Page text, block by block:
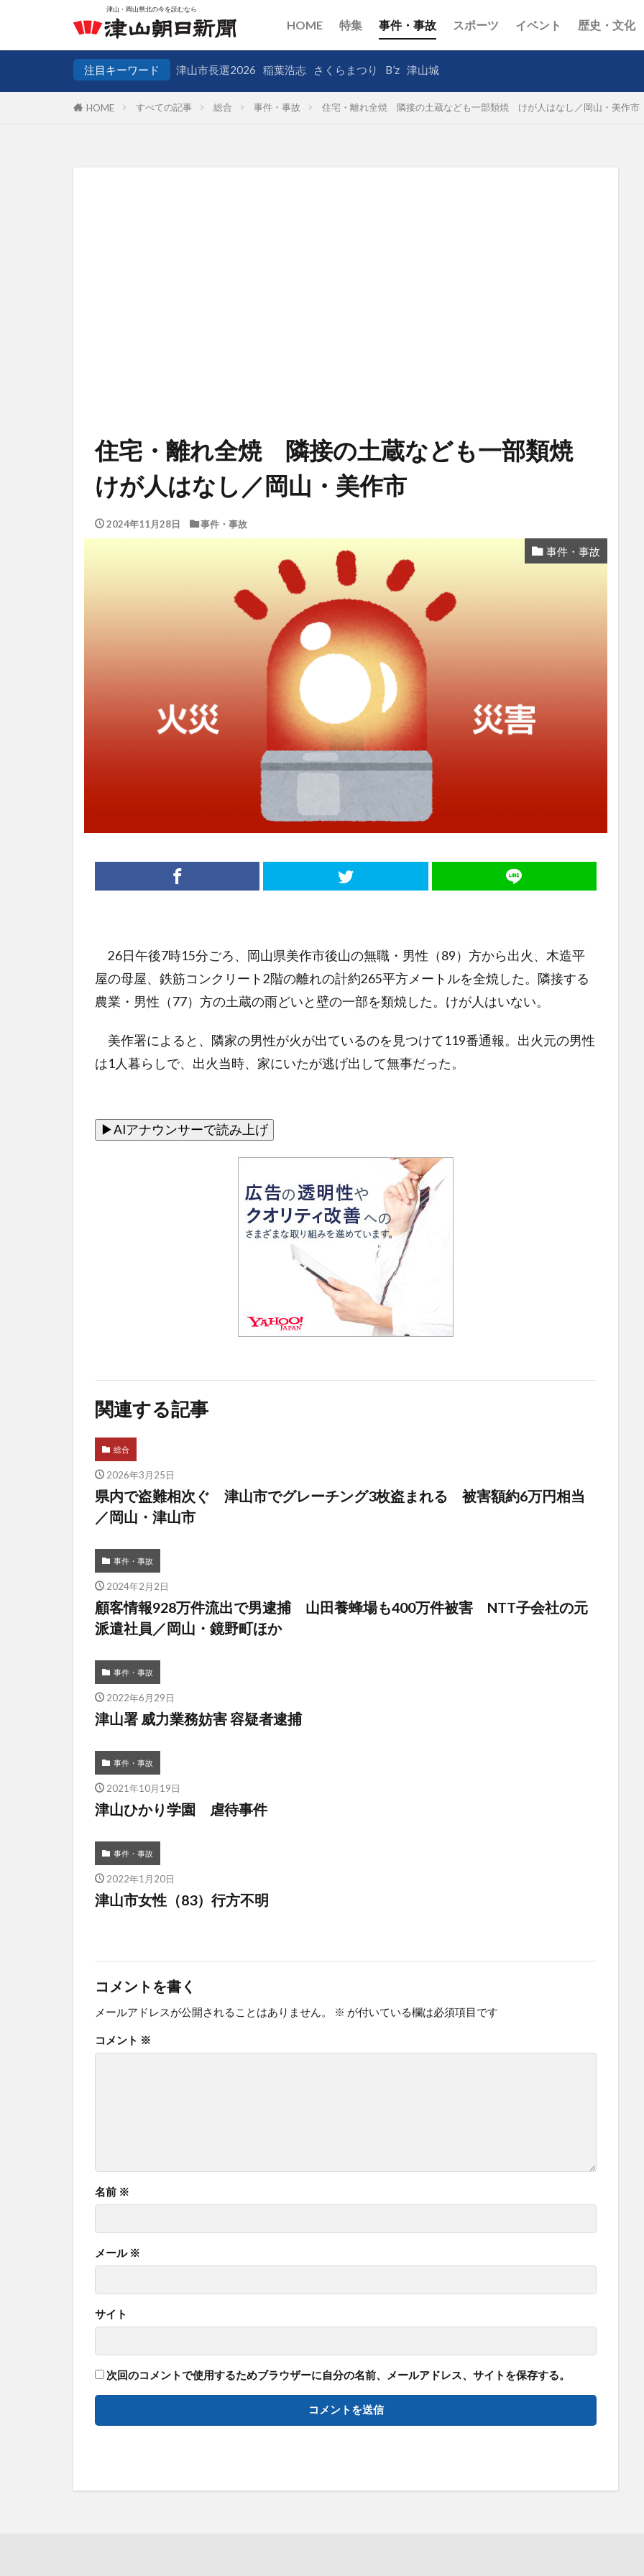
HOME 特集 事件・事故 スポーツ イベント 歴史・文化
注目キーワード 津山市長選2026 稲葉浩志 さくらまつり B’z 津山城
HOME すべての記事 総合 事件・事故 住宅・離れ全焼 隣接の土蔵なども一部類焼 けが人はなし／岡山・美作市
住宅・離れ全焼 隣接の土蔵なども一部類焼
けが人はなし／岡山・美作市
2024年11月28日 事件・事故
事件・事故
26日午後7時15分ごろ、岡山県美作市後山の無職・男性（89）方から出火、木造平
屋の母屋、鉄筋コンクリート2階の離れの計約265平方メートルを全焼した。隣接する
農業・男性（77）方の土蔵の雨どいと壁の一部を類焼した。けが人はいない。
美作署によると、隣家の男性が火が出ているのを見つけて119番通報。出火元の男性
は1人暮らしで、出火当時、家にいたが逃げ出して無事だった。
関連する記事
総合
2026年3月25日
県内で盗難相次ぐ 津山市でグレーチング3枚盗まれる 被害額約6万円相当
／岡山・津山市
事件・事故
2024年2月2日
顧客情報928万件流出で男逮捕 山田養蜂場も400万件被害 NTT子会社の元
派遣社員／岡山・鏡野町ほか
事件・事故
2022年6月29日
津山署 威力業務妨害 容疑者逮捕
事件・事故
2021年10月19日
津山ひかり学園 虐待事件
事件・事故
2022年1月20日
津山市女性（83）行方不明
コメントを書く
メールアドレスが公開されることはありません。 ※ が付いている欄は必須項目です
コメント ※
名前 ※
メール ※
サイト
次回のコメントで使用するためブラウザーに自分の名前、メールアドレス、サイトを保存する。